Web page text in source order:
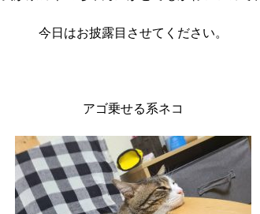
今日はお披露目させてください。
アゴ乗せる系ネコ